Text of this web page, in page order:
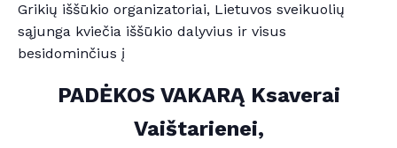
Grikių iššūkio organizatoriai, Lietuvos sveikuolių
sąjunga kviečia iššūkio dalyvius ir visus
besidominčius į
PADĖKOS VAKARĄ Ksaverai
Vaištarienei,